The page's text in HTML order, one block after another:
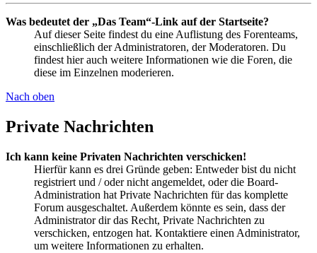
Was bedeutet der „Das Team“-Link auf der Startseite?
Auf dieser Seite findest du eine Auflistung des Forenteams,
einschließlich der Administratoren, der Moderatoren. Du
findest hier auch weitere Informationen wie die Foren, die
diese im Einzelnen moderieren.
Nach oben
Private Nachrichten
Ich kann keine Privaten Nachrichten verschicken!
Hierfür kann es drei Gründe geben: Entweder bist du nicht
registriert und / oder nicht angemeldet, oder die Board-
Administration hat Private Nachrichten für das komplette
Forum ausgeschaltet. Außerdem könnte es sein, dass der
Administrator dir das Recht, Private Nachrichten zu
verschicken, entzogen hat. Kontaktiere einen Administrator,
um weitere Informationen zu erhalten.